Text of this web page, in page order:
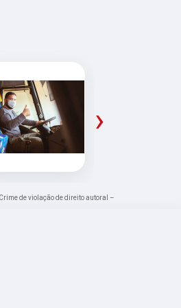
›
de violação de direito autoral –